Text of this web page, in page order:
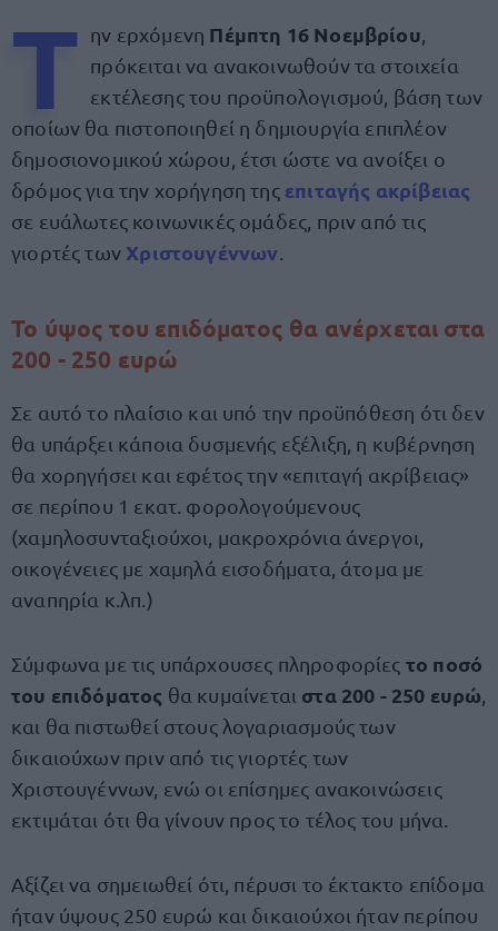
Τ ην ερχόμενη Πέμπτη 16 Νοεμβρίου
πρόκειται να ανακοινωθούν τα στοιχεία
εκτέλεσης του προϋπολογισμού, βάση των
οποίων θα πιστοποιηθεί η δημιουργία επιπλέον
δημοσιονομικού χώρου, έτσι ώστε να ανοίξει ο
δρόμος για την χορήγηση τηςεπιταγής ακρίβειας
σε ευάλωτες κοινωνικές ομάδες, πριν από τις
γιορτές των Χριστουγέννων
Το ύψος του επιδόματος θα ανέρχεται στα
200 - 250 ευρώ
Σε αυτό το πλαίσιο και υπό την προϋπόθεση ότι δεν
θα υπάρξει κάποια δυσμενής εξέλιξη, η κυβέρνηση
θα χορηγήσει και εφέτος την «επιταγή ακρίβειας»
σε περίπου 1 εκατ. φορολογούμενους
(χαμηλοσυνταξιούχοι, μακροχρόνια άνεργοι,
οικογένειες με χαμηλά εισοδήματα, άτομα με
αναπηρία κ.λπ.)
Σύμφωνα με τις υπάρχουσες πληροφορίες το ποσό
του επιδόματος θα κυμαίνεται στα 200 - 250 ευρώ
και θα πιστωθεί στους λογαριασμούς των
δικαιούχων πριν από τις γιορτές των
Χριστουγέννων, ενώ οι επίσημες ανακοινώσεις
εκτιμάται ότι θα γίνουν προς το τέλος του μήνα.
Αξίζει να σημειωθεί ότι, πέρυσι το έκτακτο επίδομα
ήταν ύψους 250 ευρώ και δικαιούχοι ήταν περίπου